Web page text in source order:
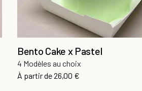
Bento Cake x Pastel
4 Modèles au choix
À partir dePrix
26,00 €